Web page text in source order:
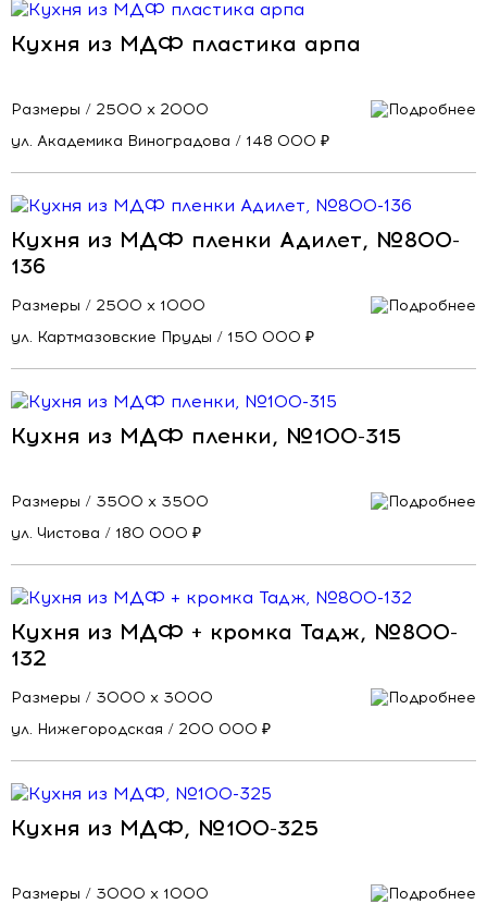
Кухня из МДФ пластика арпа
Размеры / 2500 х 2000
ул. Академика Виноградова / 148 000 ₽
Кухня из МДФ пленки Адилет, №800-
136
Размеры / 2500 х 1000
ул. Картмазовские Пруды / 150 000 ₽
Кухня из МДФ пленки, №100-315
Размеры / 3500 х 3500
ул. Чистова / 180 000 ₽
Кухня из МДФ + кромка Тадж, №800-
132
Размеры / 3000 х 3000
ул. Нижегородская / 200 000 ₽
Кухня из МДФ, №100-325
Размеры / 3000 х 1000